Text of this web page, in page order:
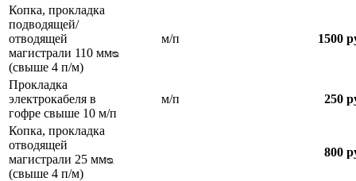
Копка, прокладка
подводящей/
отводящей
магистрали 110 ммᴓ
(свыше 4 п/м)
м/п 1500
Прокладка
электрокабеля в
гофре свыше 10 м/п
м/п 250
Копка, прокладка
отводящей
магистрали 25 ммᴓ
(свыше 4 п/м)
800